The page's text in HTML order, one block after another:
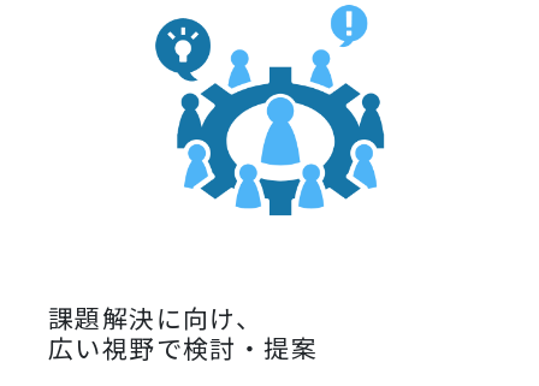
課題解決に向け、
広い視野で検討・提案